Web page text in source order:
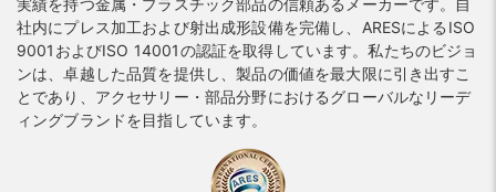
実績を持つ金属・プラスチック部品の信頼あるメーカーです。自
社内にプレス加工および射出成形設備を完備し、ARESによるISO
9001およびISO 14001の認証を取得しています。私たちのビジョ
ンは、卓越した品質を提供し、製品の価値を最大限に引き出すこ
とであり、アクセサリー・部品分野におけるグローバルなリーデ
ィングブランドを目指しています。